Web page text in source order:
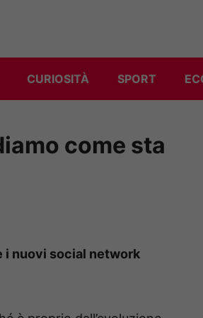
CURIOSITÀ SPORT
come sta
i nuovi social network